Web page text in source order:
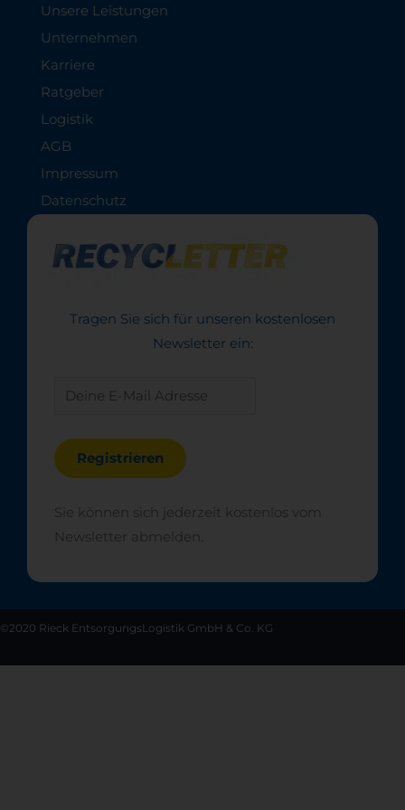
Unsere Leistungen
Unternehmen
Karriere
Ratgeber
Logistik
AGB
Impressum
Datenschutz
Tragen Sie sich für unseren kostenlosen
Newsletter ein:
Sie können sich jederzeit kostenlos vom
Newsletter abmelden.
©2020 Rieck EntsorgungsLogistik GmbH & Co. KG